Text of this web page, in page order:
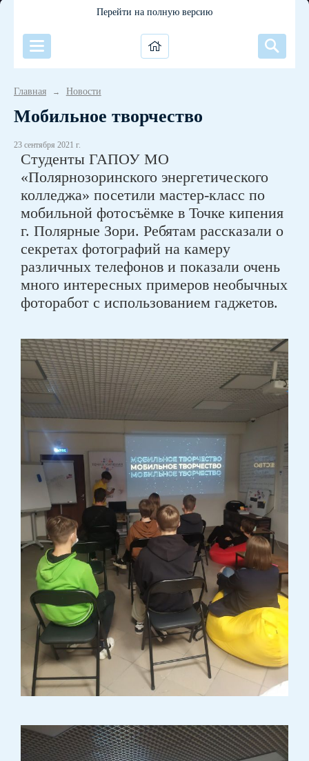
Перейти на полную версию
Главная → Новости
Мобильное творчество
23 сентября 2021 г.
Студенты ГАПОУ МО
«Полярнозоринского энергетического
колледжа» посетили мастер-класс по
мобильной фотосъëмке в Точке кипения
г. Полярные Зори. Ребятам рассказали о
секретах фотографий на камеру
различных телефонов и показали очень
много интересных примеров необычных
фоторабот с использованием гаджетов.